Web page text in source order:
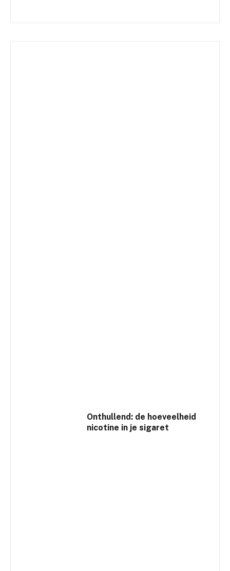
Onthullend: de hoeveelheid
nicotine in je sigaret